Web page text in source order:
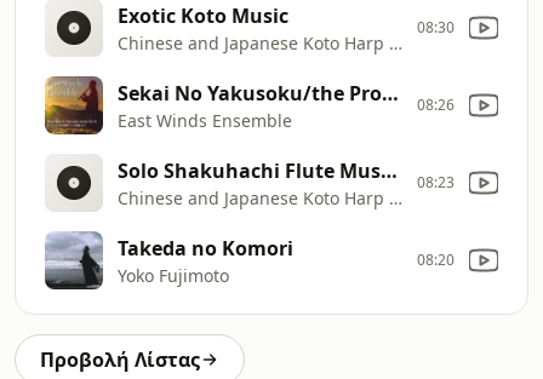
Exotic Koto Music
Chinese and Japanese Koto Harp and Shakuhachi Flute Music
08:30
Sekai No Yakusoku/the Promise of the World (Howl's Moving Cast
East Winds Ensemble
08:26
Solo Shakuhachi Flute Music 2
Chinese and Japanese Koto Harp and Shakuhachi Flute Music
08:23
Takeda no Komori
Yoko Fujimoto
08:20
Προβολή Λίστας